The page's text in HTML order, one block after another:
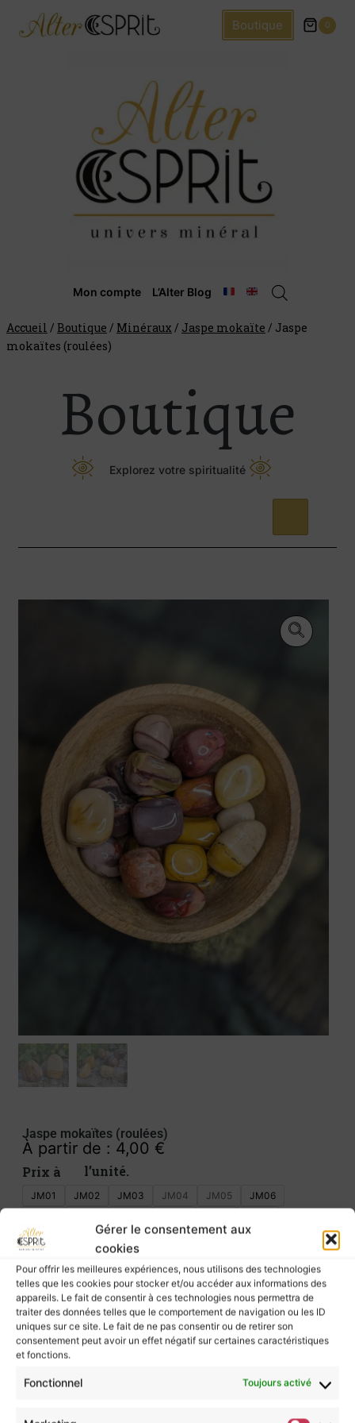
Gérer le consentement aux
cookies
Pour offrir les meilleures expériences, nous utilisons des technologies
telles que les cookies pour stocker et/ou accéder aux informations des
appareils. Le fait de consentir à ces technologies nous permettra de
traiter des données telles que le comportement de navigation ou les ID
uniques sur ce site. Le fait de ne pas consentir ou de retirer son
consentement peut avoir un effet négatif sur certaines caractéristiques
et fonctions.
Fonctionnel Toujours activé
Boutique 0
Mon compte L’Alter Blog
Accueil / Boutique / Minéraux / Jaspe mokaïte / Jaspe
mokaïtes (roulées)
Boutique
Explorez votre spiritualité
Jaspe mokaïtes (roulées)
À partir de : 4,00 €
Prix à l’unité.
JM01 JM02 JM03 JM04 JM05
JM06
JM13
AJOUTER AU PANIER
Vous aimez les nuances chaudes comme le
bordeaux, les ocres et jaunes mais aussi les
mélanges de couleurs..
Le jaspe mokaïte offre une jolie palette de
Si vous cherchez une pierre toute blanche, la 4